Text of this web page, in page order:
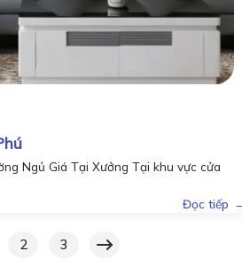
Ngủ Giá Tại Xưởng Tại khu vực cửa
Đọc tiếp
2 3